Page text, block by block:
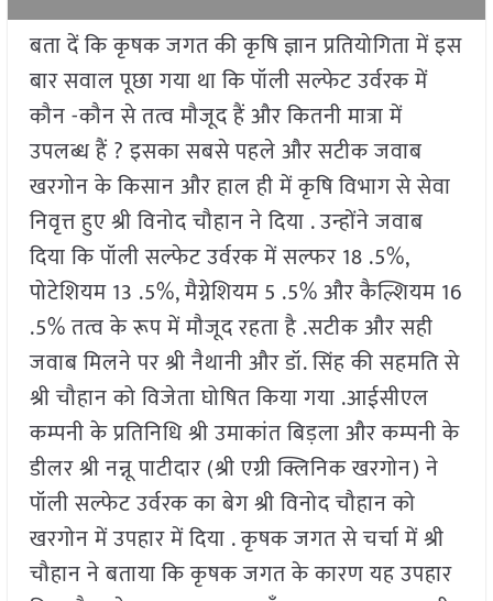
बता दें कि कृषक जगत की कृषि ज्ञान प्रतियोगिता में इस
बार सवाल पूछा गया था कि पॉली सल्फेट उर्वरक में
कौन -कौन से तत्व मौजूद हैं और कितनी मात्रा में
उपलब्ध हैं ? इसका सबसे पहले और सटीक जवाब
खरगोन के किसान और हाल ही में कृषि विभाग से सेवा
निवृत्त हुए श्री विनोद चौहान ने दिया . उन्होंने जवाब
दिया कि पॉली सल्फेट उर्वरक में सल्फर 18 .5%,
पोटेशियम 13 .5%, मैग्नेशियम 5 .5% और कैल्शियम 16
.5% तत्व के रूप में मौजूद रहता है .सटीक और सही
जवाब मिलने पर श्री नैथानी और डॉ. सिंह की सहमति से
श्री चौहान को विजेता घोषित किया गया .आईसीएल
कम्पनी के प्रतिनिधि श्री उमाकांत बिड़ला और कम्पनी के
डीलर श्री नन्नू पाटीदार (श्री एग्री क्लिनिक खरगोन) ने
पॉली सल्फेट उर्वरक का बेग श्री विनोद चौहान को
खरगोन में उपहार में दिया . कृषक जगत से चर्चा में श्री
चौहान ने बताया कि कृषक जगत के कारण यह उपहार